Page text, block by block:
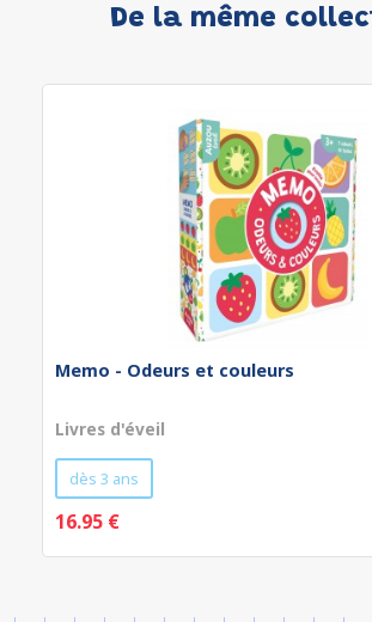
De la même
Memo - Odeurs et couleurs
Livres d'éveil
dès 3 ans
16.95 €